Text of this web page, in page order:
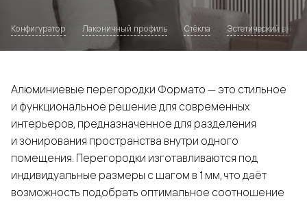
Конфигуратор Лаконичный профиль Стёкла Эстетический
Алюминиевые перегородки Формато — это стильное
и функциональное решение для современных
интерьеров, предназначенное для разделения
и зонирования пространства внутри одного
помещения. Перегородки изготавливаются под
индивидуальные размеры с шагом в 1 мм, что даёт
возможность подобрать оптимальное соотношение